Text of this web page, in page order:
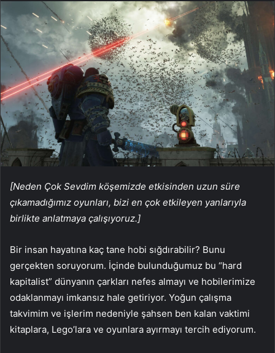
[Neden Çok Sevdim köşemizde etkisinden uzun süre
çıkamadığımız oyunları, bizi en çok etkileyen yanlarıyla
birlikte anlatmaya çalışıyoruz.]
Bir insan hayatına kaç tane hobi sığdırabilir? Bunu
gerçekten soruyorum. İçinde bulunduğumuz bu “hard
kapitalist” dünyanın çarkları nefes almayı ve hobilerimize
odaklanmayı imkansız hale getiriyor. Yoğun çalışma
takvimim ve işlerim nedeniyle şahsen ben kalan vaktimi
kitaplara, Lego’lara ve oyunlara ayırmayı tercih ediyorum.